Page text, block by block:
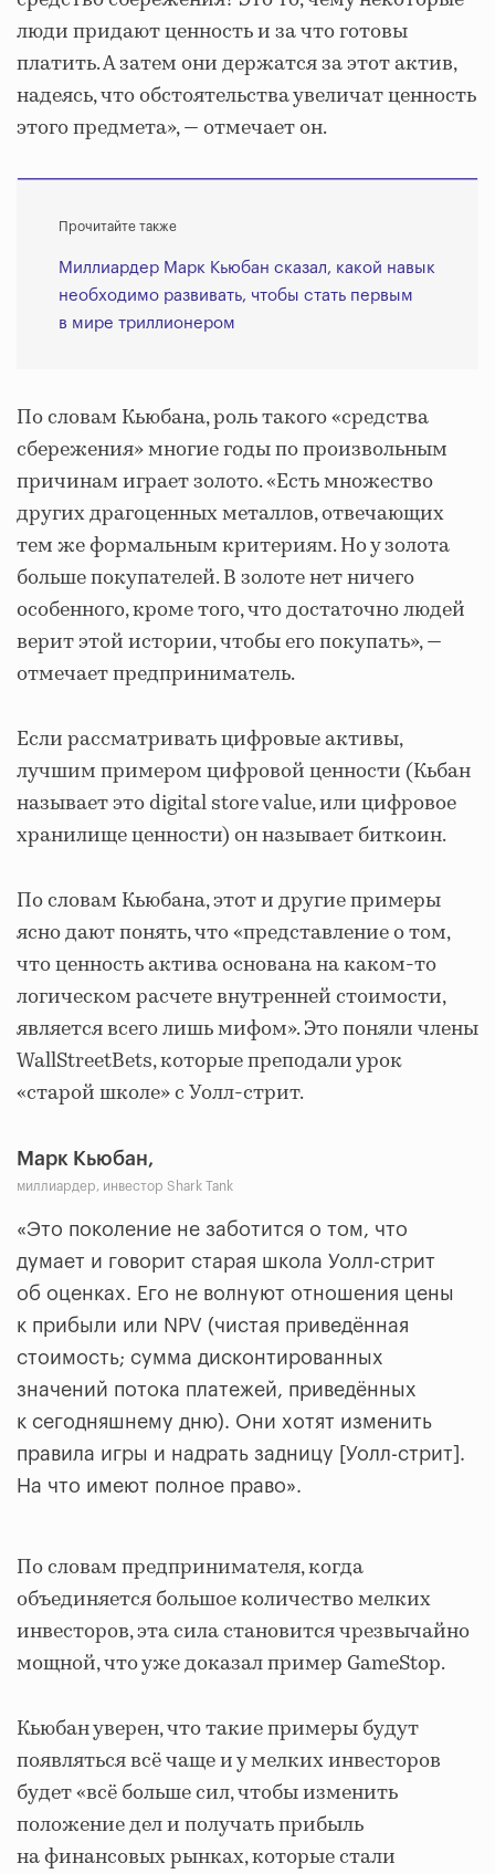
люди придают ценность и за что готовы
платить. А затем они держатся за этот актив,
надеясь, что обстоятельства увеличат ценность
этого предмета», ― отмечает он.
Прочитайте также
Миллиардер Марк Кьюбан сказал, какой навык
необходимо развивать, чтобы стать первым
в мире триллионером
По словам Кьюбана, роль такого «средства
сбережения» многие годы по произвольным
причинам играет золото. «Есть множество
других драгоценных металлов, отвечающих
тем же формальным критериям. Но у золота
больше покупателей. В золоте нет ничего
особенного, кроме того, что достаточно людей
верит этой истории, чтобы его покупать», ―
отмечает предприниматель.
Если рассматривать цифровые активы,
лучшим примером цифровой ценности (Кьбан
называет это digital store value, или цифровое
хранилище ценности) он называет биткоин.
По словам Кьюбана, этот и другие примеры
ясно дают понять, что «представление о том,
что ценность актива основана на каком-то
логическом расчете внутренней стоимости,
является всего лишь мифом». Это поняли члены
WallStreetBets, которые преподали урок
«старой школе» с Уолл-стрит.
Марк Кьюбан,
миллиардер, инвестор Shark Tank
«Это поколение не заботится о том, что
думает и говорит старая школа Уолл-стрит
об оценках. Его не волнуют отношения цены
к прибыли или NPV (чистая приведённая
стоимость; сумма дисконтированных
значений потока платежей, приведённых
к сегодняшнему дню). Они хотят изменить
правила игры и надрать задницу [Уолл-стрит].
На что имеют полное право».
По словам предпринимателя, когда
объединяется большое количество мелких
инвесторов, эта сила становится чрезвычайно
мощной, что уже доказал пример GameStop.
Кьюбан уверен, что такие примеры будут
появляться всё чаще и у мелких инвесторов
будет «всё больше сил, чтобы изменить
положение дел и получать прибыль
на финансовых рынках, которые стали